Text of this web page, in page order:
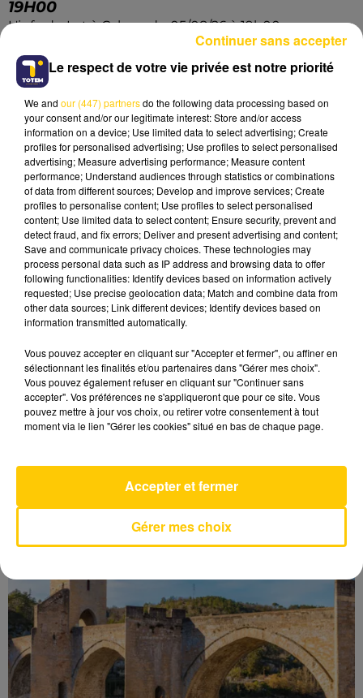
19H00
L'info du Lot à Cahors du 05/08/26 à 19h00
L'INFO DU LOT À CAHORS DU 05/08/26 À
18H00
Le respect de votre vie privée est notre priorité
We and our (447) partnersdo the following data processing based on
your consent and/or our legitimate interest: Store and/or access
information on a device; Use limited data to select advertising; Create
profiles for personalised advertising; Use profiles to select personalised
advertising; Measure advertising performance; Measure content
performance; Understand audiences through statistics or combinations
of data from different sources; Develop and improve services; Create
profiles to personalise content; Use profiles to select personalised
content; Use limited data to select content; Ensure security, prevent and
detect fraud, and fix errors; Deliver and present advertising and content;
Save and communicate privacy choices. These technologies may
process personal data such as IP address and browsing data to offer
following functionalities: Identify devices based on information actively
requested; Use precise geolocation data; Match and combine data from
other data sources; Link different devices; Identify devices based on
information transmitted automatically.
Vous pouvez accepter en cliquant sur "Accepter et fermer", ou affiner en
sélectionnant les finalités et/ou partenaires dans "Gérer mes choix".
Vous pouvez également refuser en cliquant sur "Continuer sans
accepter". Vos préférences ne s'appliqueront que pour ce site. Vous
pouvez mettre à jour vos choix, ou retirer votre consentement à tout
moment via le lien "Gérer les cookies" situé en bas de chaque page.
Gérer mes choix
Accepter et fermer
Continuer sans accepter